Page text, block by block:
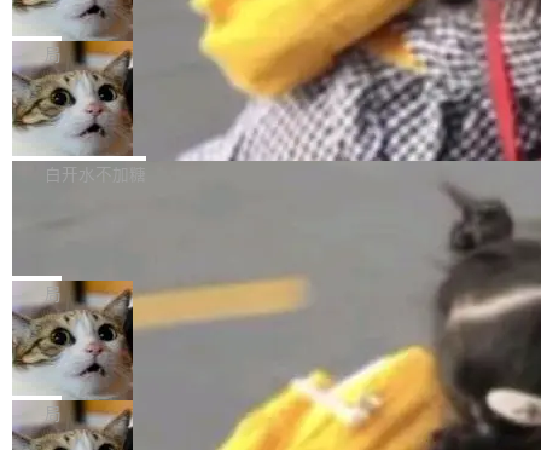
里日夜不停地"烧钱"。 复盘显示，...
ding in silos"——各自为战，互不通气。 这个判
断从他嘴里说出来分量不同。Hugging Face 是
全球最大的开源 AI 平台，上面跑着上百万个模
型。谁在开源赛道上领先，...
家居控制、家庭实验室，都算稀奇事。 Crawsh
aw 是 Shelley 的作者，一个开源 AI coding age
nt。他最近在博客上写了一篇文章，核心论点很
简单：开发者工具必须开源。 理由不是传统的自
由软件情怀，而是一个跟 AI agent 直接相关的
技术判断。 两行 prompt 就能个性化任何软件 C
网最大规模开源 Agent 路演现场诞生
一条内测招募帖，发出去的时候大概没人想到它
会变成一场开源 Agent 生态的路演。 8月1日，
DeepSeek Harness 团队负责人崔添翼（tiany
i）在 X 上发帖： 「如果你是 Agent Harness 相
关开源项目的开发者，希望参加 DeepSeek Har
ness 的内测，可以回复或私信联系我。请附上
Harness 负责把能力落到真实环境中——调用工
具、读写文件、管理上下文、处理错误、完成闭
环。崔添翼招人的标...
局
商汤 SenseNova U1.5-Lite-Preview
开源
商汤科技宣布面向社区开源轻量级统一多模态模
型的预览版本 SenseNova U1.5-Lite-Preview。
理解、推理、生成与编辑，还仅以 8B-MoT 的轻
量大小，将能力推进到4K、更精细的真实质感、
更复杂的视觉控制和可持续迭代编辑。 相比 U
1，U1.5-Lite-Preview 在以下方向上带来了显著
提升： 原生支持4K图像生成； 更精细的局部纹
理、细节与真实世界质感； 更准确的中英文文字
白开水不加糖
nap。这次是 hwctl——一个用来检查 Ubuntu
硬件认证状态的命令行工具。 Canonical 工程师
Alan Griffiths 在邮件列表中说得很直白：「hwc
tl 是一个 Ubuntu 专有的包，它和它的依赖项都
是 Ubuntu 专有的，不会用在其他发行版上。」
所以 deb 版本的受众实际上为零。既然只有 Ub
局
Dario Amodei 担心新人来 Anthropic
只为金钱，不为使命
顶级 AI 研究员在两家公司之间来回跳，中间只
隔了几天。 Lilian Weng 上周刚宣布因健康原因
离开 Thinking Machines Lab，说自己作为联合
局